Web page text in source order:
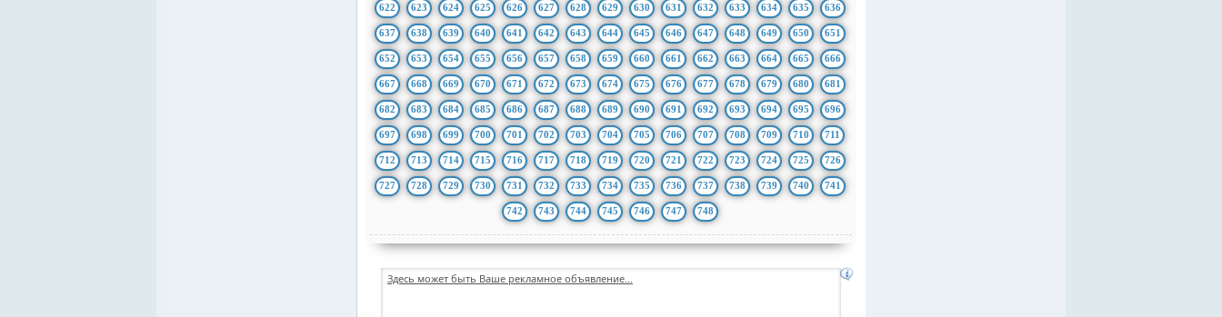
622 623 624 625 626 627 628 629 630 631 632 633 634 635 636
637 638 639 640 641 642 643 644 645 646 647 648 649 650 651
652 653 654 655 656 657 658 659 660 661 662 663 664 665 666
667 668 669 670 671 672 673 674 675 676 677 678 679 680 681
682 683 684 685 686 687 688 689 690 691 692 693 694 695 696
697 698 699 700 701 702 703 704 705 706 707 708 709 710 711
712 713 714 715 716 717 718 719 720 721 722 723 724 725 726
727 728 729 730 731 732 733 734 735 736 737 738 739 740 741
742 743 744 745 746 747 748
Здесь может быть Ваше рекламное объявление...